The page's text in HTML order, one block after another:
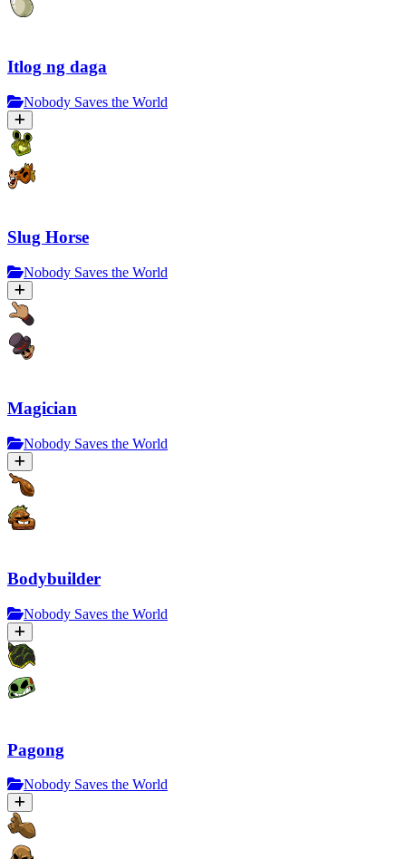
Itlog ng daga
Nobody Saves the World
Slug Horse
Nobody Saves the World
Magician
Nobody Saves the World
Bodybuilder
Nobody Saves the World
Pagong
Nobody Saves the World